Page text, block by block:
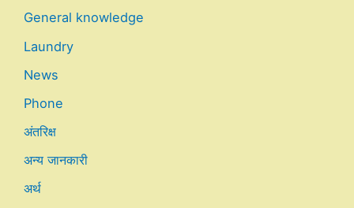
General knowledge
Laundry
News
Phone
अंतरिक्ष
अन्य जानकारी
अर्थ